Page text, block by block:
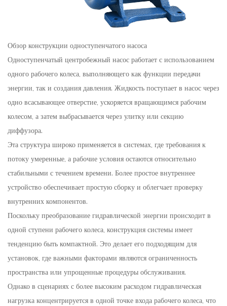
Обзор конструкции одноступенчатого насоса
Одноступенчатый центробежный насос работает с использованием
одного рабочего колеса, выполняющего как функции передачи
энергии, так и создания давления. Жидкость поступает в насос через
одно всасывающее отверстие, ускоряется вращающимся рабочим
колесом, а затем выбрасывается через улитку или секцию
диффузора.
Эта структура широко применяется в системах, где требования к
потоку умеренные, а рабочие условия остаются относительно
стабильными с течением времени. Более простое внутреннее
устройство обеспечивает простую сборку и облегчает проверку
внутренних компонентов.
Поскольку преобразование гидравлической энергии происходит в
одной ступени рабочего колеса, конструкция системы имеет
тенденцию быть компактной. Это делает его подходящим для
установок, где важными факторами являются ограниченность
пространства или упрощенные процедуры обслуживания.
Однако в сценариях с более высоким расходом гидравлическая
нагрузка концентрируется в одной точке входа рабочего колеса, что